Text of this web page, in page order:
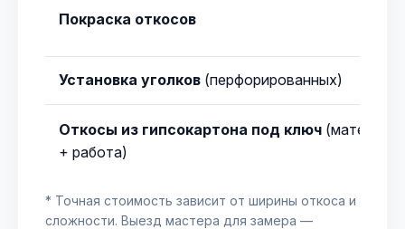
Покраска откосов
Установка уголков (перфорированных)
Откосы из гипсокартона под ключ (материал
+ работа)
* Точная стоимость зависит от ширины откоса и
сложности. Выезд мастера для замера —